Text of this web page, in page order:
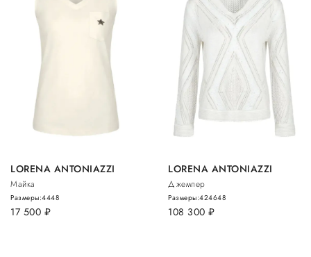
LORENA ANTONIAZZI
Майка
17 500 руб.
Размеры:4448
LORENA ANTONIAZZI
Джемпер
108 300 руб.
Размеры:424648